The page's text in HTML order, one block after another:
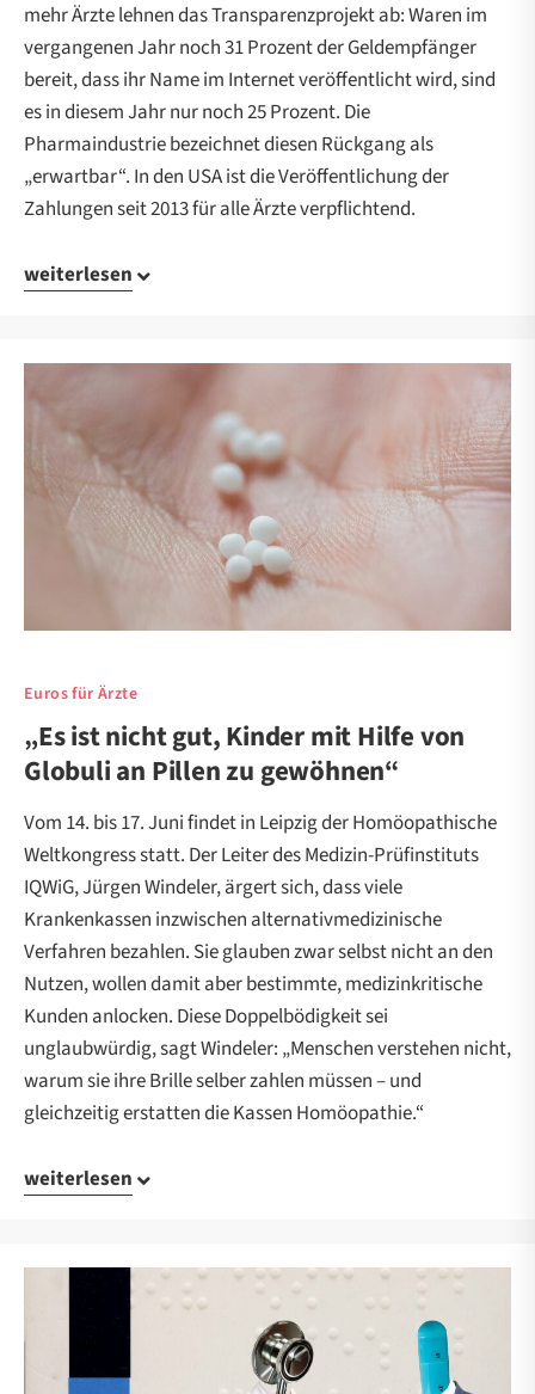
mehr Ärzte lehnen das Transparenzprojekt ab: Waren im
vergangenen Jahr noch 31 Prozent der Geldempfänger
bereit, dass ihr Name im Internet veröffentlicht wird, sind
es in diesem Jahr nur noch 25 Prozent. Die
Pharmaindustrie bezeichnet diesen Rückgang als
„erwartbar“. In den USA ist die Veröffentlichung der
Zahlungen seit 2013 für alle Ärzte verpflichtend.
weiterlesen
Euros für Ärzte
„Es ist nicht gut, Kinder mit Hilfe von
Globuli an Pillen zu gewöhnen“
Vom 14. bis 17. Juni findet in Leipzig der Homöopathische
Weltkongress statt. Der Leiter des Medizin-Prüfinstituts
IQWiG, Jürgen Windeler, ärgert sich, dass viele
Krankenkassen inzwischen alternativmedizinische
Verfahren bezahlen. Sie glauben zwar selbst nicht an den
Nutzen, wollen damit aber bestimmte, medizinkritische
Kunden anlocken. Diese Doppelbödigkeit sei
unglaubwürdig, sagt Windeler: „Menschen verstehen nicht,
warum sie ihre Brille selber zahlen müssen – und
gleichzeitig erstatten die Kassen Homöopathie.“
weiterlesen